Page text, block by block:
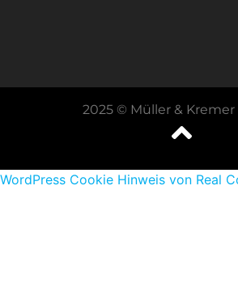
2025 © Müller & Kremer
WordPress Cookie Hinweis von Real